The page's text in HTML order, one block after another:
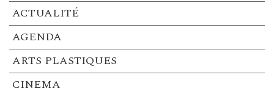
ACTUALITÉ
AGENDA
ARTS PLASTIQUES
CINEMA